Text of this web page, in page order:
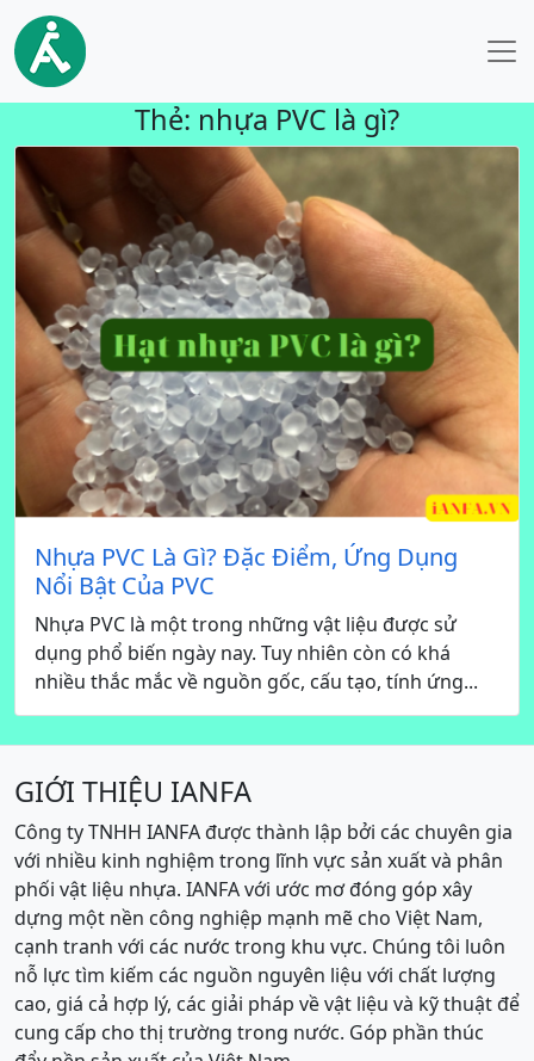
Thẻ: nhựa PVC là gì?
Nhựa PVC Là Gì? Đặc Điểm, Ứng Dụng
Nổi Bật Của PVC
Nhựa PVC là một trong những vật liệu được sử
dụng phổ biến ngày nay. Tuy nhiên còn có khá
nhiều thắc mắc về nguồn gốc, cấu tạo, tính ứng...
GIỚI THIỆU IANFA
Công ty TNHH IANFA được thành lập bởi các chuyên gia
với nhiều kinh nghiệm trong lĩnh vực sản xuất và phân
phối vật liệu nhựa. IANFA với ước mơ đóng góp xây
dựng một nền công nghiệp mạnh mẽ cho Việt Nam,
cạnh tranh với các nước trong khu vực. Chúng tôi luôn
nỗ lực tìm kiếm các nguồn nguyên liệu với chất lượng
cao, giá cả hợp lý, các giải pháp về vật liệu và kỹ thuật để
cung cấp cho thị trường trong nước. Góp phần thúc